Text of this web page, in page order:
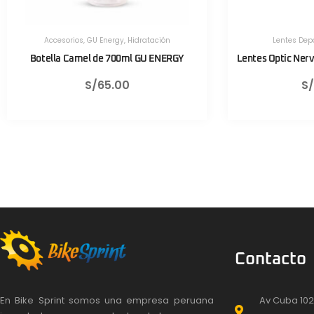
Lentes Deportivos,Optic Nerve
Lentes Optic Nerve Fixie Rush Negro Mate
S/430.00
Válvula
En Bike Sprint somos una empresa peruana
Contacto
Av Cuba